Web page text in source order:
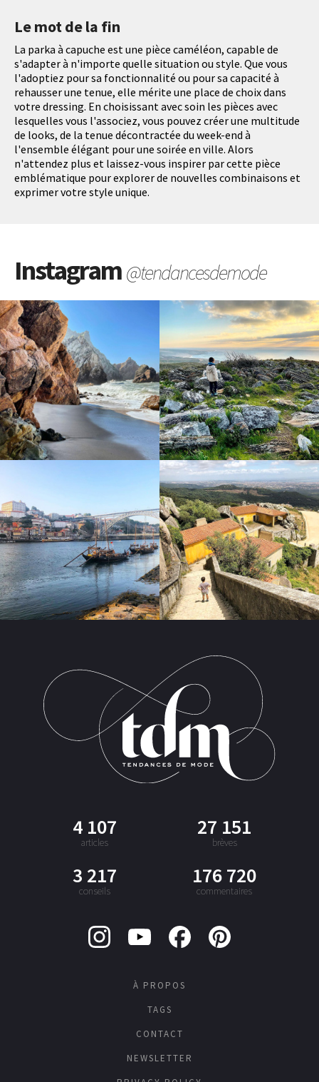
Le mot de la fin
La parka à capuche est une pièce caméléon, capable de
s'adapter à n'importe quelle situation ou style. Que vous
l'adoptiez pour sa fonctionnalité ou pour sa capacité à
rehausser une tenue, elle mérite une place de choix dans
votre dressing. En choisissant avec soin les pièces avec
lesquelles vous l'associez, vous pouvez créer une multitude
de looks, de la tenue décontractée du week-end à
l'ensemble élégant pour une soirée en ville. Alors
n'attendez plus et laissez-vous inspirer par cette pièce
emblématique pour explorer de nouvelles combinaisons et
exprimer votre style unique.
Instagram@tendancesdemode
4 107
articles
27 151
brèves
3 217
conseils
176 720
commentaires
À PROPOS
TAGS
CONTACT
NEWSLETTER